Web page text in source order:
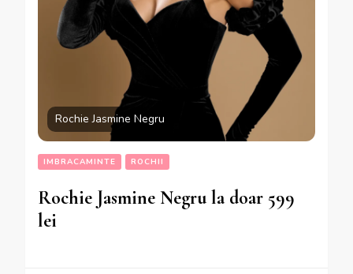
Rochie Jasmine Negru
IMBRACAMINTE ROCHII
Rochie Jasmine Negru la doar 599
lei